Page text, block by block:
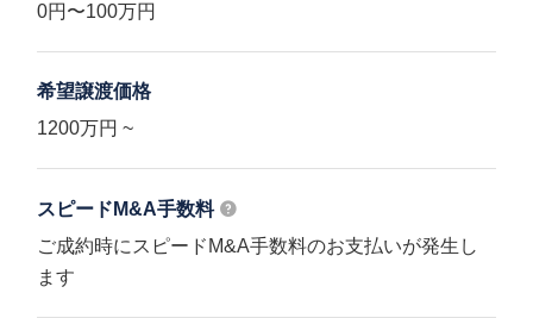
0円〜100万円
希望譲渡価格
1200万円 ~
スピードM&A手数料
ご成約時にスピードM&A手数料のお支払いが発生し
ます